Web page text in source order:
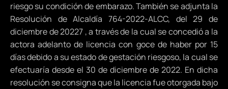
riesgo su condición de embarazo. También se adjunta la
Resolución de Alcaldía 764-2022-ALCC, del 29 de
diciembre de 20227 , a través de la cual se concedió a la
actora adelanto de licencia con goce de haber por 15
días debido a su estado de gestación riesgoso, la cual se
efectuaría desde el 30 de diciembre de 2022. En dicha
resolución se consigna que la licencia fue otorgada bajo